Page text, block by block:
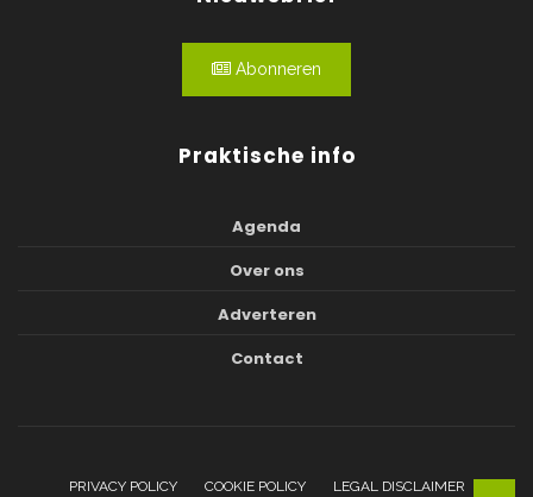
Abonneren
Praktische info
Agenda
Over ons
Adverteren
Contact
PRIVACY POLICY COOKIE POLICY LEGAL DISCLAIMER